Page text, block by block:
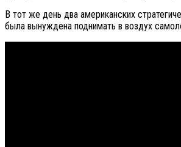
В тот же день два американских
была вынуждена поднимать в воздух